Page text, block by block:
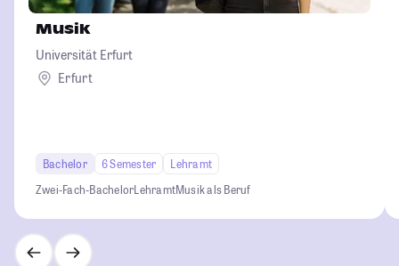
Musik
Universität Erfurt
Erfurt
Bachelor 6 Semester
Lehramt
Zwei-Fach-BachelorLehramtMusik als Beruf